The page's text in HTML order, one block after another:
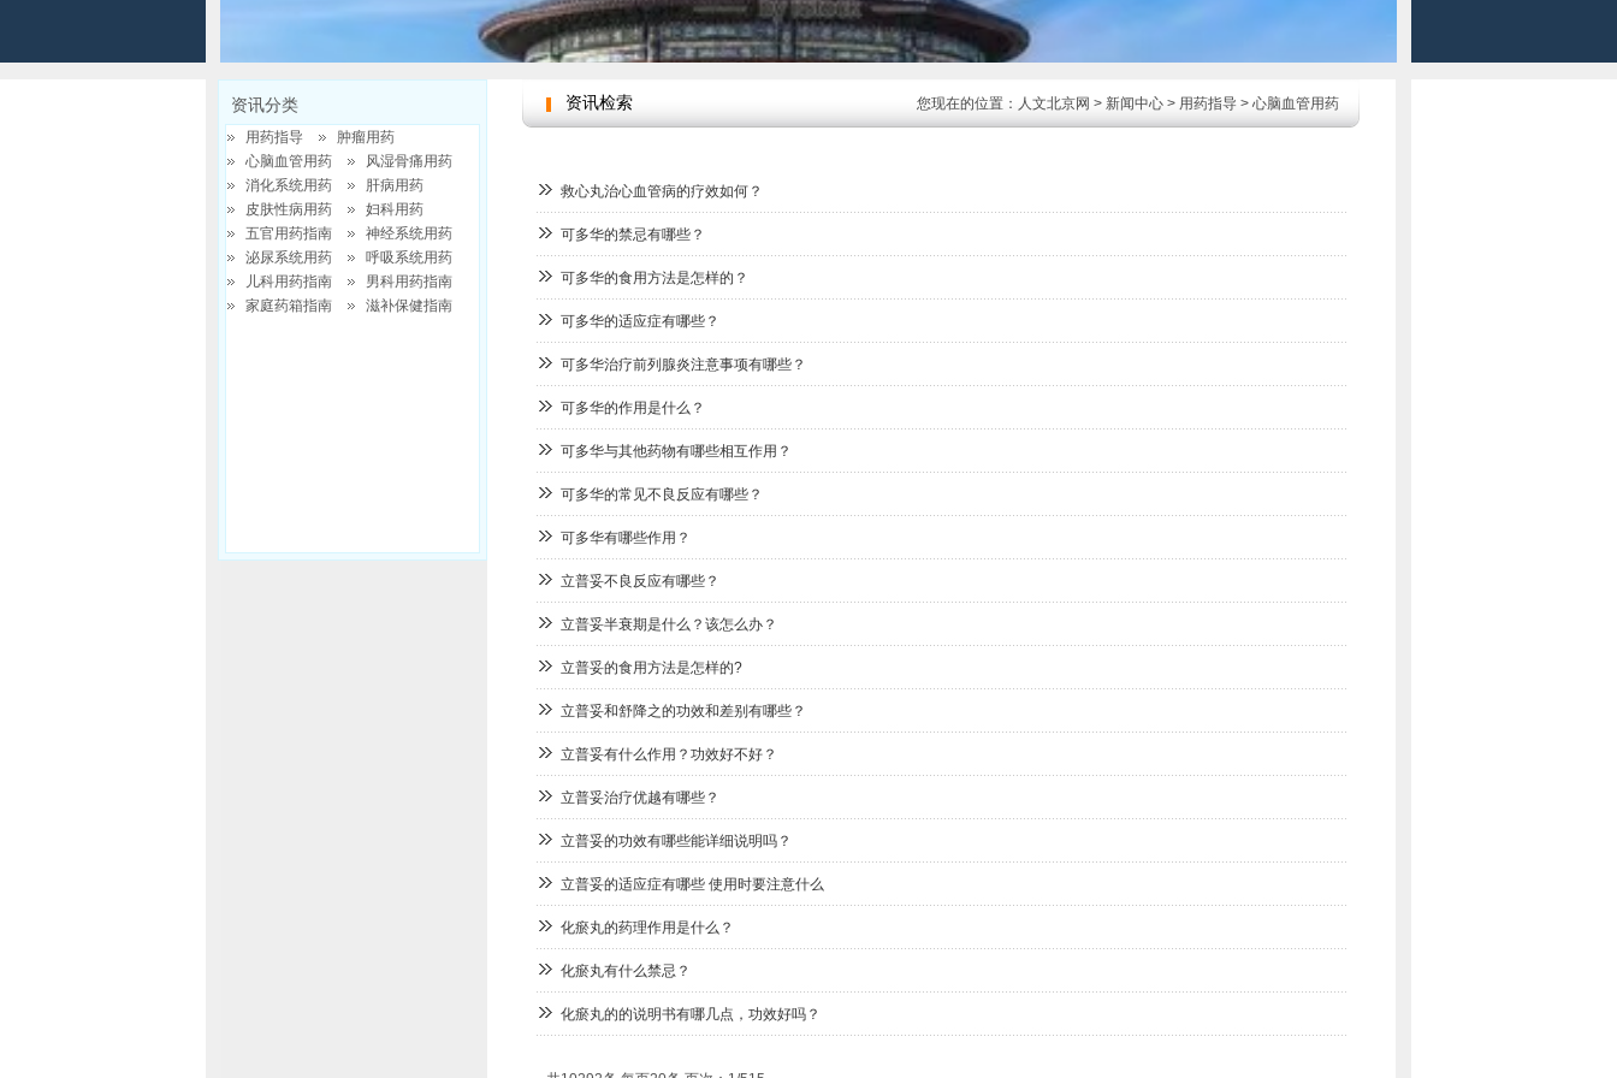
救心丸治心血管病的疗效如何？
可多华的禁忌有哪些？
可多华的食用方法是怎样的？
可多华的适应症有哪些？
可多华治疗前列腺炎注意事项有哪些？
可多华的作用是什么？
可多华与其他药物有哪些相互作用？
可多华的常见不良反应有哪些？
可多华有哪些作用？
立普妥不良反应有哪些？
立普妥半衰期是什么？该怎么办？
立普妥的食用方法是怎样的?
立普妥和舒降之的功效和差别有哪些？
立普妥有什么作用？功效好不好？
立普妥治疗优越有哪些？
立普妥的功效有哪些能详细说明吗？
立普妥的适应症有哪些 使用时要注意什么
化瘀丸的药理作用是什么？
化瘀丸有什么禁忌？
化瘀丸的的说明书有哪几点，功效好吗？
资讯检索 您现在的位置： 人文北京网 > 新闻中心 > 用药指导 > 心脑血管用药
资讯分类
用药指导
肿瘤用药
心脑血管用药
风湿骨痛用药
消化系统用药
肝病用药
皮肤性病用药
妇科用药
五官用药指南
神经系统用药
泌尿系统用药
呼吸系统用药
儿科用药指南
男科用药指南
家庭药箱指南
滋补保健指南